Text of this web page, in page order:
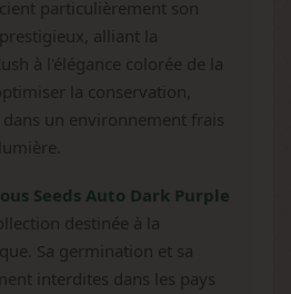
particulièrement son
alliant la
à l'élégance colorée de la
la conservation,
un environnement frais
Seeds Auto Dark Purple
destinée à la
Sa germination et sa
interdites dans les pays